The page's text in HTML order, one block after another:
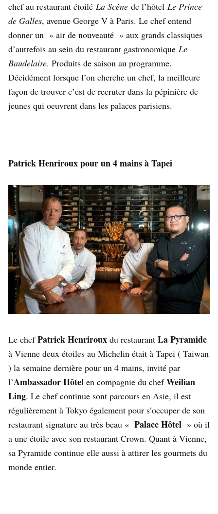
chef au restaurant étoilé La Scène de l’hôtel Le Prince
de Galles, avenue George V à Paris. Le chef entend
donner un » air de nouveauté » aux grands classiques
d’autrefois au sein du restaurant gastronomique Le
Baudelaire. Produits de saison au programme.
Décidément lorsque l’on cherche un chef, la meilleure
façon de trouver c’est de recruter dans la pépinière de
jeunes qui oeuvrent dans les palaces parisiens.
Patrick Henriroux pour un 4 mains à Tapei
Le chefPatrick Henriroux du restaurant La Pyramide
à Vienne deux étoiles au Michelin était à Tapei ( Taiwan
) la semaine dernière pour un 4 mains, invité par
l’Ambassador Hôtel en compagnie du chefWeilian
Ling. Le chef continue sont parcours en Asie, il est
régulièrement à Tokyo également pour s’occuper de son
restaurant signature au très beau « Palace Hôtel » où il
a une étoile avec son restaurant Crown. Quant à Vienne,
sa Pyramide continue elle aussi à attirer les gourmets du
monde entier.